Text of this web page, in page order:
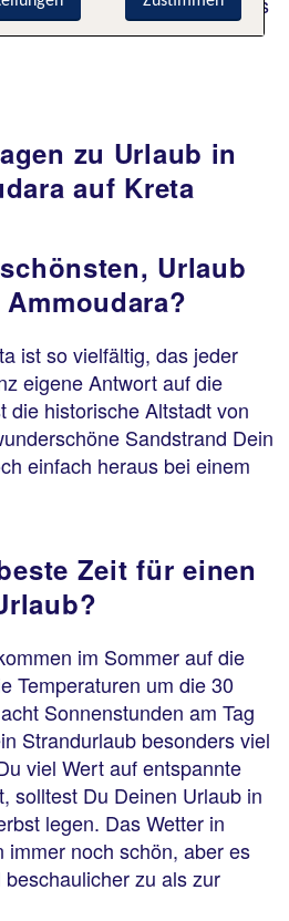
zu Urlaub in
auf Kreta
Urlaub
ist so vielfältig, das jeder
eigene Antwort auf die
die historische Altstadt von
Sandstrand Dein
einfach heraus bei einem
Zeit für einen
im Sommer auf die
Temperaturen um die 30
Sonnenstunden am Tag
Strandurlaub besonders viel
viel Wert auf entspannte
solltest Du Deinen Urlaub in
legen. Das Wetter in
immer noch schön, aber es
zu als zur